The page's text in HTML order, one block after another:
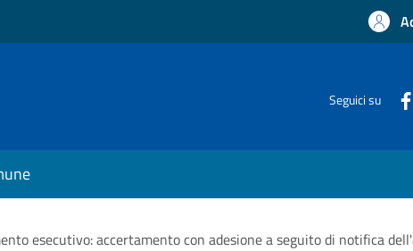
Seguici su
esecutivo: accertamento con adesione a seguito di notifica